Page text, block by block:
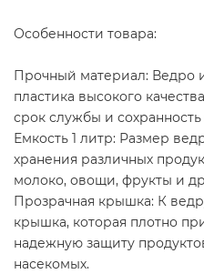
Особенности товара:
Прочный материал: Ведро
пластика высокого
срок службы и сохранность
Емкость 1 литр: Размер
хранения различных
молоко, овощи, фрукты и
Прозрачная крышка: К
крышка, которая плотно
надежную защиту
насекомых.